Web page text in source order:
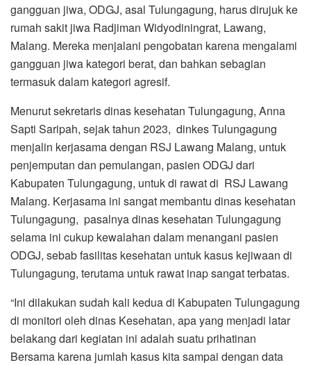
gangguan jiwa, ODGJ, asal Tulungagung, harus dirujuk ke
rumah sakit jiwa Radjiman Widyodiningrat, Lawang,
Malang. Mereka menjalani pengobatan karena mengalami
gangguan jiwa kategori berat, dan bahkan sebagian
termasuk dalam kategori agresif.
Menurut sekretaris dinas kesehatan Tulungagung, Anna
Sapti Saripah, sejak tahun 2023, dinkes Tulungagung
menjalin kerjasama dengan RSJ Lawang Malang, untuk
penjemputan dan pemulangan, pasien ODGJ dari
Kabupaten Tulungagung, untuk di rawat di RSJ Lawang
Malang. Kerjasama ini sangat membantu dinas kesehatan
Tulungagung, pasalnya dinas kesehatan Tulungagung
selama ini cukup kewalahan dalam menangani pasien
ODGJ, sebab fasilitas kesehatan untuk kasus kejiwaan di
Tulungagung, terutama untuk rawat inap sangat terbatas.
“Ini dilakukan sudah kali kedua di Kabupaten Tulungagung
di monitori oleh dinas Kesehatan, apa yang menjadi latar
belakang dari kegiatan ini adalah suatu prihatinan
Bersama karena jumlah kasus kita sampai dengan data